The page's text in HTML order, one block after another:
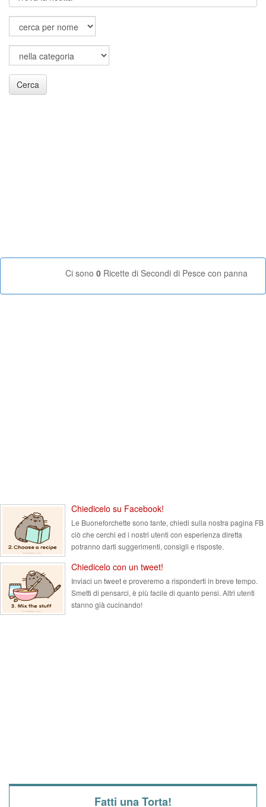
Cerca
Ci sono 0 Ricette di Secondi di Pesce con panna
Chiedicelo su Facebook!
Le Buoneforchette sono tante, chiedi sulla nostra pagina FB
ciò che cerchi ed i nostri utenti con esperienza diretta
potranno darti suggerimenti, consigli e risposte.
Chiedicelo con un tweet!
Inviaci un tweet e proveremo a risponderti in breve tempo.
Smetti di pensarci, è più facile di quanto pensi. Altri utenti
stanno già cucinando!
Fatti una Torta!